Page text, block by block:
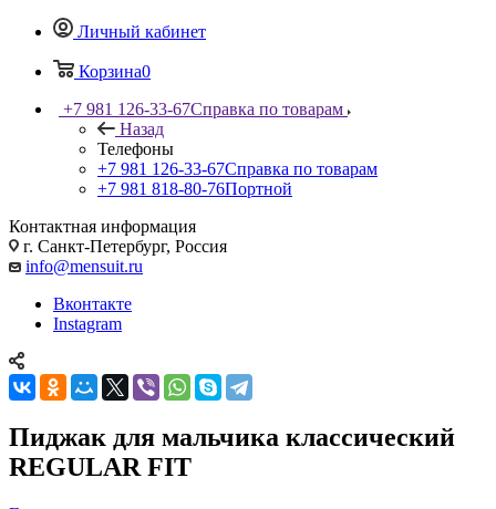
Личный кабинет
Корзина0
+7 981 126-33-67Справка по товарам
Назад
Телефоны
+7 981 126-33-67Справка по товарам
+7 981 818-80-76Портной
Контактная информация
г. Санкт-Петербург, Россия
info@mensuit.ru
Вконтакте
Instagram
Пиджак для мальчика классический
REGULAR FIT